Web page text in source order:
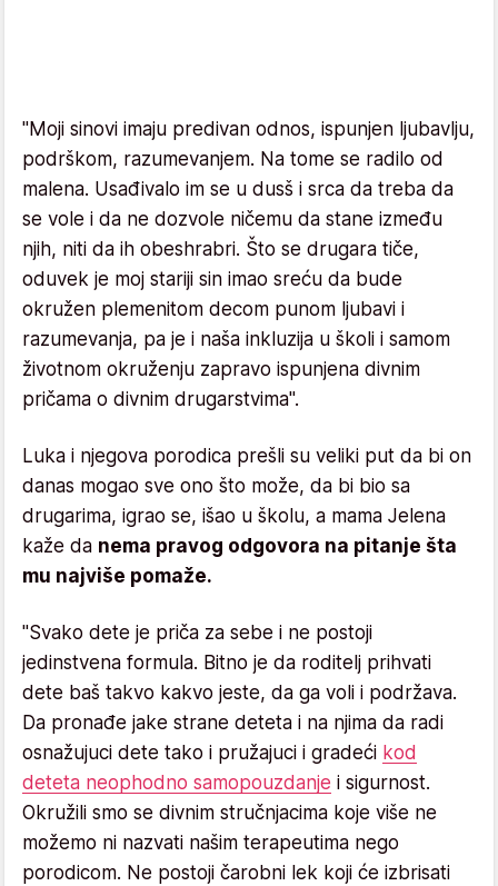
"Moji sinovi imaju predivan odnos, ispunjen ljubavlju,
podrškom, razumevanjem. Na tome se radilo od
malena. Usađivalo im se u dusš i srca da treba da
se vole i da ne dozvole ničemu da stane između
njih, niti da ih obeshrabri. Što se drugara tiče,
oduvek je moj stariji sin imao sreću da bude
okružen plemenitom decom punom ljubavi i
razumevanja, pa je i naša inkluzija u školi i samom
životnom okruženju zapravo ispunjena divnim
pričama o divnim drugarstvima".
Luka i njegova porodica prešli su veliki put da bi on
danas mogao sve ono što može, da bi bio sa
drugarima, igrao se, išao u školu, a mama Jelena
kaže da nema pravog odgovora na pitanje šta
mu najviše pomaže.
"Svako dete je priča za sebe i ne postoji
jedinstvena formula. Bitno je da roditelj prihvati
dete baš takvo kakvo jeste, da ga voli i podržava.
Da pronađe jake strane deteta i na njima da radi
osnažujuci dete tako i pružajuci i gradeći kod
deteta neophodno samopouzdanje i sigurnost.
Okružili smo se divnim stručnjacima koje više ne
možemo ni nazvati našim terapeutima nego
porodicom. Ne postoji čarobni lek koji će izbrisati